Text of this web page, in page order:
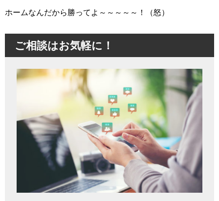
ホームなんだから勝ってよ～～～～～！（怒）
ご相談はお気軽に！